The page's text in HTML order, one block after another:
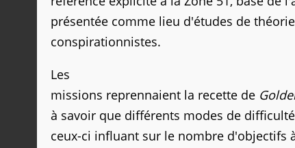
présentée comme lieu d'études de
conspirationnistes.
Les
missions reprennaient la recette de
à savoir que différents modes de
ceux-ci influant sur le nombre d'objectifs